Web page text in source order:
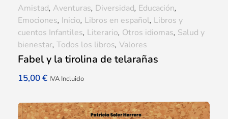
Fabel y la tirolina de telarañas
15,00€ IVA Incluido
Amistad, Aventuras, Diversidad, Educación,
Emociones, Inicio, Libros en español, Libros y
cuentos Infantiles, Literario, Otros idiomas, Salud y
bienestar, Todos los libros, Valores